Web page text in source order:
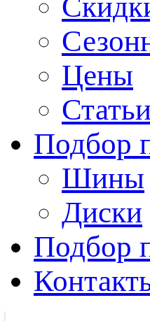
Цены
Статьи
Подбор
Шины
Диски
Подбор